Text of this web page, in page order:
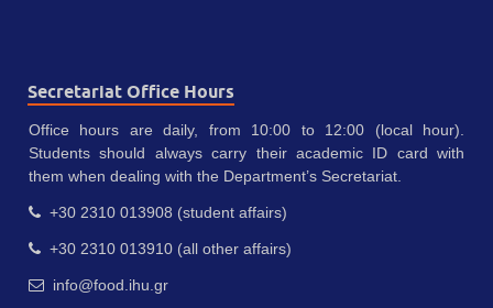
Secretariat Office Hours
Office hours are daily, from 10:00 to 12:00 (local hour).
Students should always carry their academic ID card with
them when dealing with the Department’s Secretariat.
+30 2310 013908 (student affairs)
+30 2310 013910 (all other affairs)
info@food.ihu.gr